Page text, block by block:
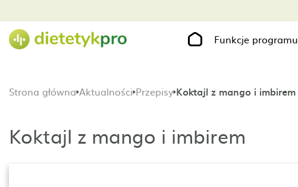
Funkcje programu
Strona główna Aktualności Przepisy Koktajl z mango i imbirem
Koktajl z mango i imbirem